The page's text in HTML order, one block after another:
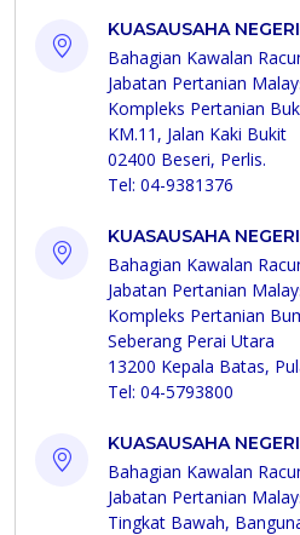
KUASAUSAHA
Bahagian Kawalan
Jabatan Pertanian
Kompleks Pertanian
KM.11, Jalan Kaki Bukit
02400 Beseri, Perlis.
Tel: 04-9381376
KUASAUSAHA
Bahagian Kawalan
Jabatan Pertanian
Kompleks Pertanian
Seberang Perai Utara
13200 Kepala Batas,
Tel: 04-5793800
KUASAUSAHA
Bahagian Kawalan
Jabatan Pertanian
Tingkat Bawah,